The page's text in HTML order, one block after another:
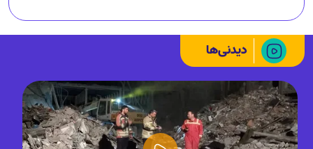
دیدنی‌ها